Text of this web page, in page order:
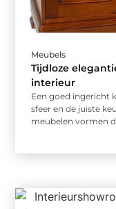
Meubels
Tijdloze
interieur
Een goed ingericht
sfeer en de juiste
meubelen vormen